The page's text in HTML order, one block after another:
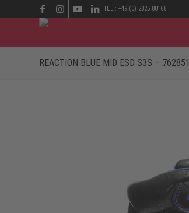
TEL.: +49 (0) 2825 80168
REACTION BLUE MID ESD S3S – 762851